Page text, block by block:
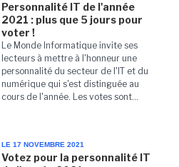
Personnalité IT de l'année
2021 : plus que 5 jours pour
voter !
Le Monde Informatique invite ses
lecteurs à mettre à l'honneur une
personnalité du secteur de l'IT et du
numérique qui s'est distinguée au
cours de l'année. Les votes sont...
LE 17 NOVEMBRE 2021
Votez pour la personnalité IT